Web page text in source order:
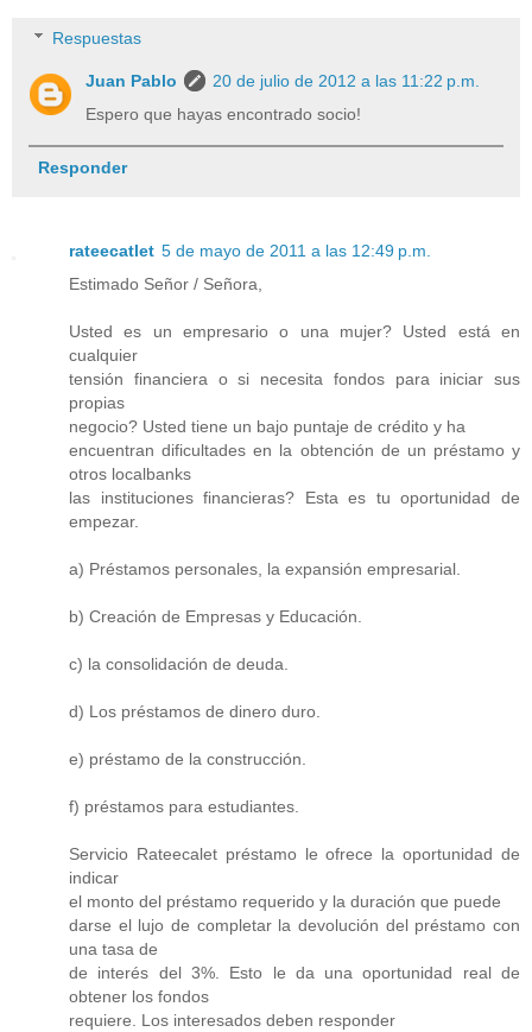
Respuestas
Juan Pablo
20 de julio de 2012 a las 11:22 p.m.
Espero que hayas encontrado socio!
Responder
rateecatlet 5 de mayo de 2011 a las 12:49 p.m.
Estimado Señor / Señora,
Usted es un empresario o una mujer? Usted está en
cualquier
tensión financiera o si necesita fondos para iniciar sus
propias
negocio? Usted tiene un bajo puntaje de crédito y ha
encuentran dificultades en la obtención de un préstamo y
otros localbanks
las instituciones financieras? Esta es tu oportunidad de
empezar.
a) Préstamos personales, la expansión empresarial.
b) Creación de Empresas y Educación.
c) la consolidación de deuda.
d) Los préstamos de dinero duro.
e) préstamo de la construcción.
f) préstamos para estudiantes.
Servicio Rateecalet préstamo le ofrece la oportunidad de
indicar
el monto del préstamo requerido y la duración que puede
darse el lujo de completar la devolución del préstamo con
una tasa de
de interés del 3%. Esto le da una oportunidad real de
obtener los fondos
requiere. Los interesados deben responder